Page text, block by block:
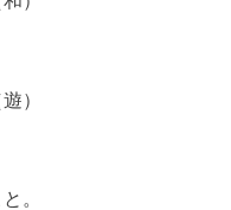
）
。